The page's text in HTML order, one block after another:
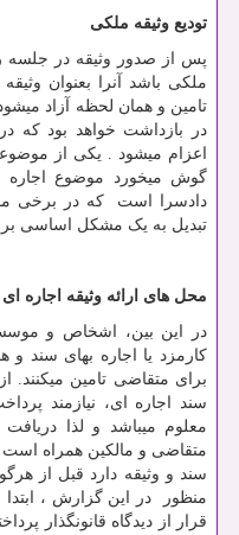
تودیع وثیقه ملکی
پس از صدور وثیقه در جلسه
ملکی باشد آنرا بعنوان وثیقه
تامین و همان لحظه آزاد
در بازداشت خواهد بود که
اعزام میشود . یکی از
گوش میخورد موضوع اجاره
دادسرا است که در برخی
تبدیل به یک مشکل اساسی
محل های ارائه وثیقه اجاره ای
در این بین، اشخاص و
کارمزد یا اجاره بهای سند و
برای متقاضی تامین میکنند.
سند اجاره ای، نیازمند
معلوم میباشد و لذا
متقاضی و مالکین همراه
سند و وثیقه دارد قبل از
منظور در این گزارش ، ابتدا
قرار از دیدگاه قانونگذار